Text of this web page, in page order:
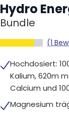
Hydro
Bundle
(1
Hochdosiert:
Kalium, 620m
Calcium und
Magnesium